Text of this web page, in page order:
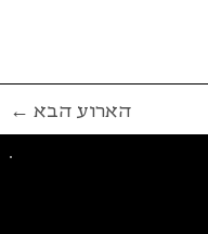
← הארוע הבא